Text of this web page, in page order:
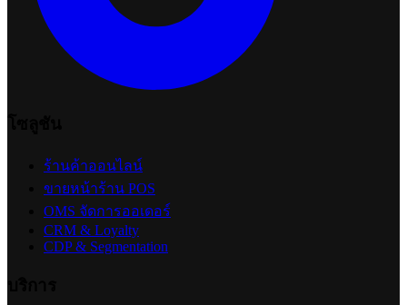
ร้านค้าออนไลน์
ขายหน้าร้าน POS
OMS จัดการออเดอร์
CRM & Loyalty
CDP & Segmentation